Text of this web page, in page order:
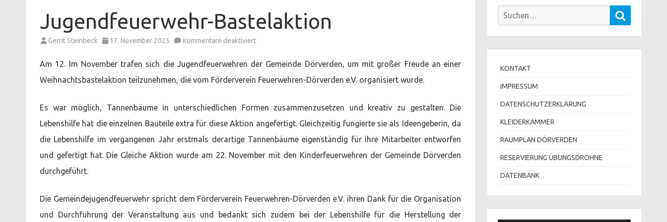
Jugendfeuerwehr-Bastelaktion
Gerrit Steinbeck 17. November 2025 Kommentare deaktiviertfür
Am 12. Im November trafen sich die Jugendfeuerwehren der Gemeinde Dörverden, um mit großer Freude an einer
Weihnachtsbastelaktion teilzunehmen, die vom Förderverein Feuerwehren-Dörverden e.V. organisiert wurde.
Es war möglich, Tannenbäume in unterschiedlichen Formen zusammenzusetzen und kreativ zu gestalten. Die
Lebenshilfe hat die einzelnen Bauteile extra für diese Aktion angefertigt. Gleichzeitig fungierte sie als Ideengeberin, da
die Lebenshilfe im vergangenen Jahr erstmals derartige Tannenbäume eigenständig für ihre Mitarbeiter entworfen
und gefertigt hat. Die Gleiche Aktion wurde am 22. November mit den Kinderfeuerwehren der Gemeinde Dörverden
durchgeführt.
Die Gemeindejugendfeuerwehr spricht dem Förderverein Feuerwehren-Dörverden e.V. ihren Dank für die Organisation
und Durchführung der Veranstaltung aus und bedankt sich zudem bei der Lebenshilfe für die Herstellung der
Suchen
KONTAKT
IMPRESSUM
DATENSCHUTZERKLÄRUNG
KLEIDERKAMMER
RAUMPLAN DÖRVERDEN
RESERVIERUNG ÜBUNGSDROHNE
DATENBANK